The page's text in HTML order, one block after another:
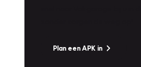
Plan een APK in